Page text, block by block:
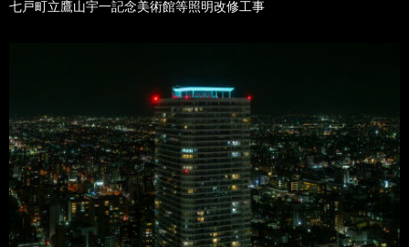
七戸町立鷹山宇一記念美術館等照明改修工事